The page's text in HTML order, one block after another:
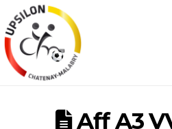
Aff A3